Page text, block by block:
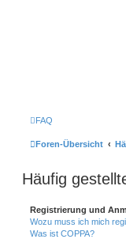
FAQ
Foren-Übersicht
Häufig
Registrierung und
Wozu muss ich mich
Was ist COPPA?